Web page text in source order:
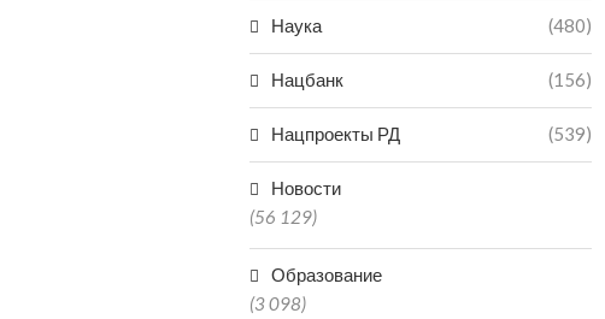
Наука (480)
Нацбанк (156)
Нацпроекты РД (539)
Новости
(56 129)
Образование
(3 098)